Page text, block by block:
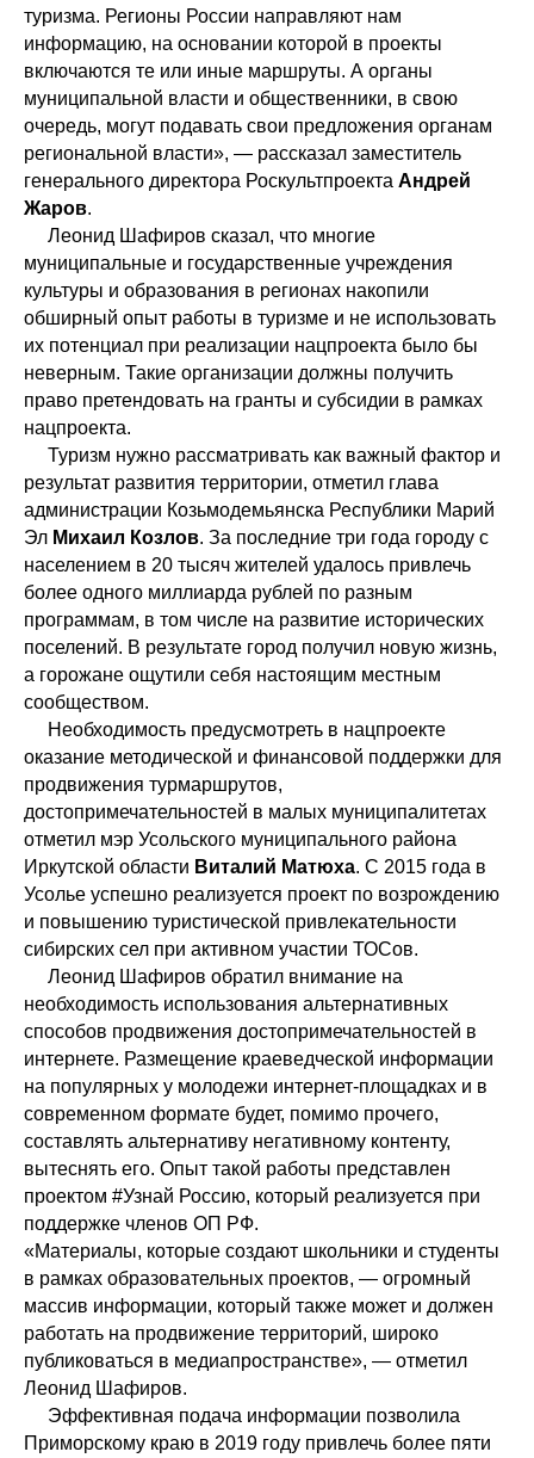
туризма. Регионы России направляют нам
информацию, на основании которой в проекты
включаются те или иные маршруты. А органы
муниципальной власти и общественники, в свою
очередь, могут подавать свои предложения органам
региональной власти», — рассказал заместитель
генерального директора Роскультпроекта Андрей
Жаров.
Леонид Шафиров сказал, что многие
муниципальные и государственные учреждения
культуры и образования в регионах накопили
обширный опыт работы в туризме и не использовать
их потенциал при реализации нацпроекта было бы
неверным. Такие организации должны получить
право претендовать на гранты и субсидии в рамках
нацпроекта.
Туризм нужно рассматривать как важный фактор и
результат развития территории, отметил глава
администрации Козьмодемьянска Республики Марий
Эл Михаил Козлов. За последние три года городу с
населением в 20 тысяч жителей удалось привлечь
более одного миллиарда рублей по разным
программам, в том числе на развитие исторических
поселений. В результате город получил новую жизнь,
а горожане ощутили себя настоящим местным
сообществом.
Необходимость предусмотреть в нацпроекте
оказание методической и финансовой поддержки для
продвижения турмаршрутов,
достопримечательностей в малых муниципалитетах
отметил мэр Усольского муниципального района
Иркутской области Виталий Матюха. С 2015 года в
Усолье успешно реализуется проект по возрождению
и повышению туристической привлекательности
сибирских сел при активном участии ТОСов.
Леонид Шафиров обратил внимание на
необходимость использования альтернативных
способов продвижения достопримечательностей в
интернете. Размещение краеведческой информации
на популярных у молодежи интернет-площадках и в
современном формате будет, помимо прочего,
составлять альтернативу негативному контенту,
вытеснять его. Опыт такой работы представлен
проектом #Узнай Россию, который реализуется при
поддержке членов ОП РФ.
«Материалы, которые создают школьники и студенты
в рамках образовательных проектов, — огромный
массив информации, который также может и должен
работать на продвижение территорий, широко
публиковаться в медиапространстве», — отметил
Леонид Шафиров.
Эффективная подача информации позволила
Приморскому краю в 2019 году привлечь более пяти